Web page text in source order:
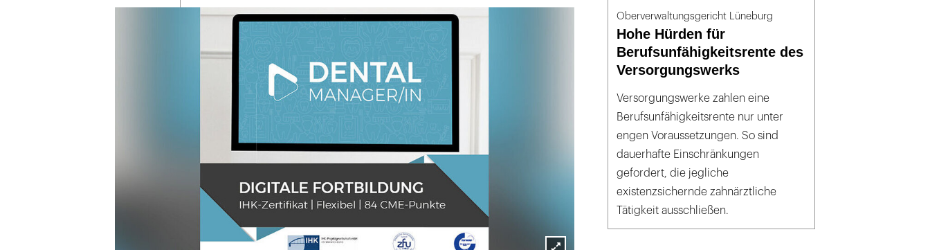
Oberverwaltungsgericht Lüneburg
Hohe Hürden für
Berufsunfähigkeitsrente des
Versorgungswerks
Versorgungswerke zahlen eine
Berufsunfähigkeitsrente nur unter
engen Voraussetzungen. So sind
dauerhafte Einschränkungen
gefordert, die jegliche
existenzsichernde zahnärztliche
Tätigkeit ausschließen.